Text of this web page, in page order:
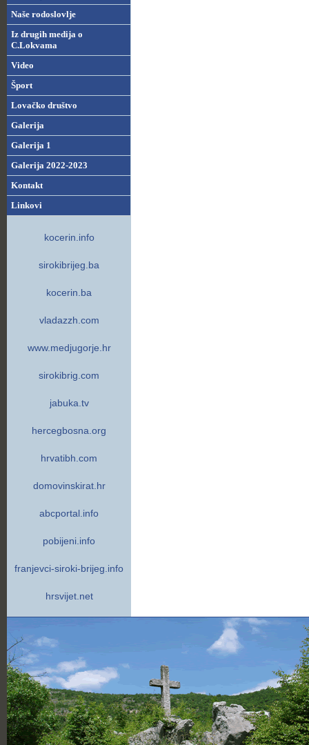
Naše rodoslovlje
Iz drugih medija o
C.Lokvama
Video
Šport
Lovačko društvo
Galerija
Galerija 1
Galerija 2022-2023
Kontakt
Linkovi
kocerin.info
sirokibrijeg.ba
kocerin.ba
vladazzh.com
www.medjugorje.hr
sirokibrig.com
jabuka.tv
hercegbosna.org
hrvatibh.com
domovinskirat.hr
abcportal.info
pobijeni.info
franjevci-siroki-brijeg.info
hrsvijet.net